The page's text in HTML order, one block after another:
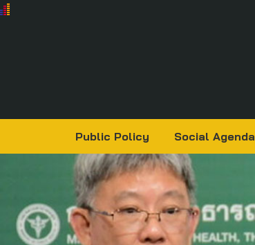
Public Policy Social Agenda